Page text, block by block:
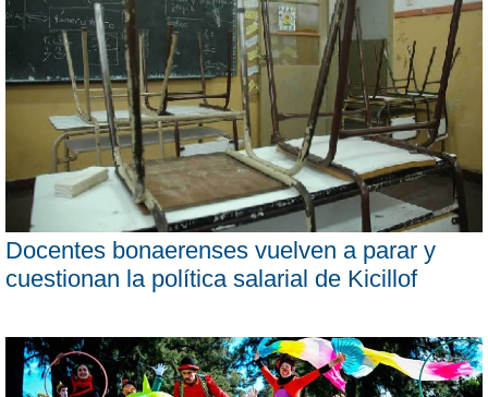
Docentes bonaerenses vuelven a parar y
cuestionan la política salarial de Kicillof